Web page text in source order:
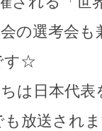
の選考会
す☆
は日本代
放送され